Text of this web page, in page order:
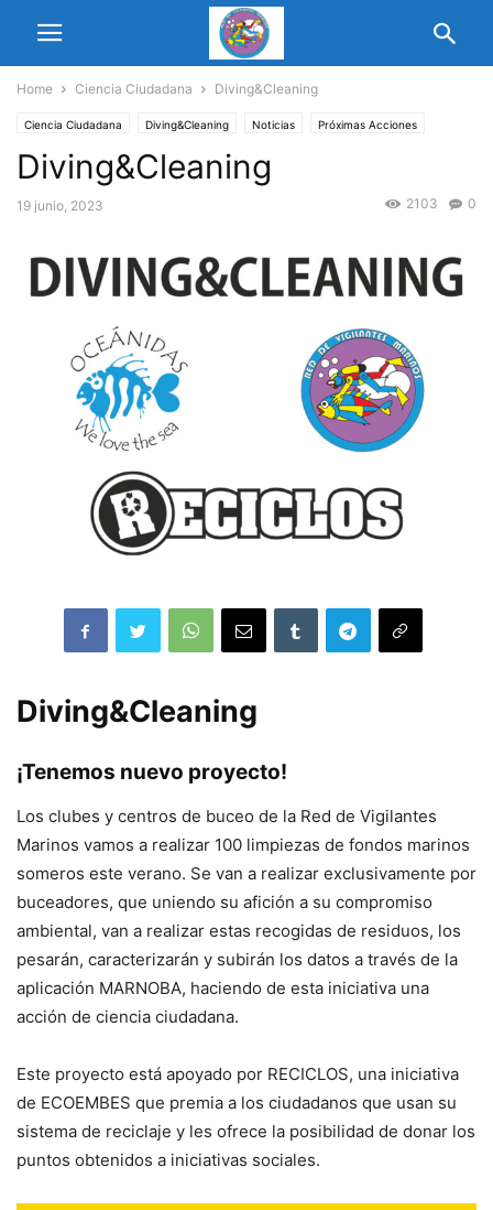
Home Ciencia Ciudadana Diving&Cleaning
Ciencia Ciudadana Diving&Cleaning Noticias Próximas Acciones
Diving&Cleaning
19 junio, 2023 0
2103
Diving&Cleaning
¡Tenemos nuevo proyecto!
Los clubes y centros de buceo de la Red de Vigilantes
Marinos vamos a realizar 100 limpiezas de fondos marinos
someros este verano. Se van a realizar exclusivamente por
buceadores, que uniendo su afición a su compromiso
ambiental, van a realizar estas recogidas de residuos, los
pesarán, caracterizarán y subirán los datos a través de la
aplicación MARNOBA, haciendo de esta iniciativa una
acción de ciencia ciudadana.
Este proyecto está apoyado por RECICLOS, una iniciativa
de ECOEMBES que premia a los ciudadanos que usan su
sistema de reciclaje y les ofrece la posibilidad de donar los
puntos obtenidos a iniciativas sociales.